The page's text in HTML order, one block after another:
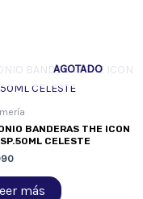
AGOTADO
BANDERAS THE ICON
CELESTE
más